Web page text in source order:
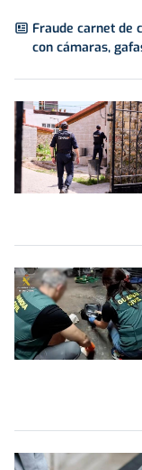
Fraude carnet de
con cámaras,